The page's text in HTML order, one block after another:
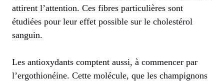
attirent l’attention. Ces fibres particulières sont
étudiées pour leur effet possible sur le cholestérol
sanguin.
Les antioxydants comptent aussi, à commencer par
l’ergothionéine. Cette molécule, que les champignons